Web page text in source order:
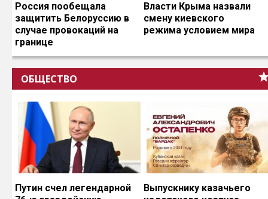
Россия пообещала
защитить Белоруссию в
случае провокаций на
границе
Власти Крыма назвали
смену киевского
режима условием мира
ОБЩЕСТВО
Путин счел легендарной
Выпускнику казачьего